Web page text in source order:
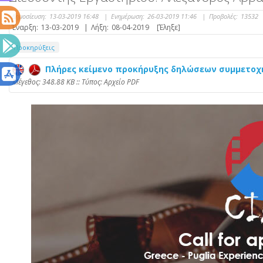
Δημοσίευση: 13-03-2019 16:48 | Ενημέρωση: 26-03-2019 11:46 | Προβολές: 13532
Έναρξη: 13-03-2019 | Λήξη: 08-04-2019 [Έληξε]
Προκηρύξεις
Πλήρες κείμενο προκήρυξης δηλώσεων
Mέγεθος: 348.88 KB :: Τύπος: Αρχείο PDF